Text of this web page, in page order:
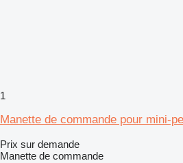
1
Manette de commande pour mini-
Prix sur demande
Manette de commande